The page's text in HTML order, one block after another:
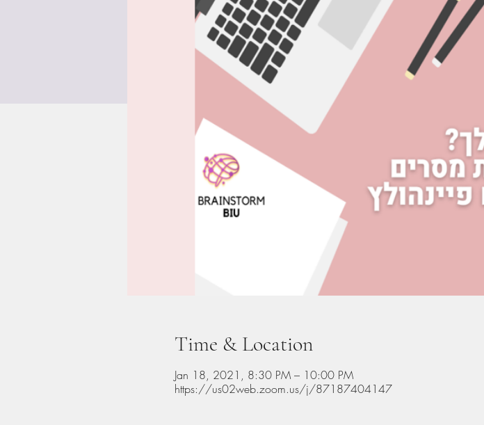
Time & Location
Jan 18, 2021, 8:30 PM – 10:00 PM
https://us02web.zoom.us/j/87187404147